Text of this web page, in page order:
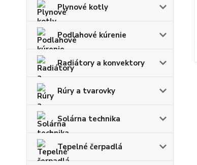
Plynové kotly
Podlahové kúrenie
Radiátory a konvektory
Rúry a tvarovky
Solárna technika
Tepelné čerpadlá